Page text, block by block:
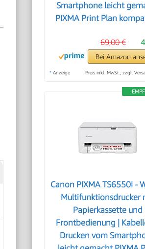
Smartphone leicht
PIXMA Print Plan
69,00 €
Bei Amazon
* Anzeige Preis inkl. MwSt., zzgl.
Canon PIXMA TS6550I -
Multifunktionsdrucker
Papierkassette und
Frontbedienung |
Drucken vom